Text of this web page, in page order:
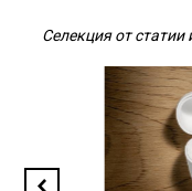
Селекция от статии